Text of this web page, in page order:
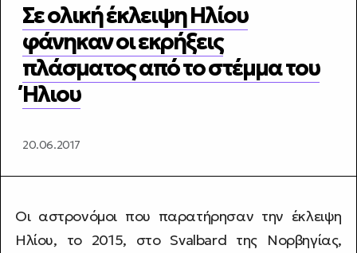
Σε ολική έκλειψη Ηλίου
φάνηκαν οι εκρήξεις
πλάσματος από το στέμμα του
Ήλιου
20.06.2017
Οι αστρονόμοι που παρατήρησαν την έκλειψη
Ηλίου, το 2015, στο Svalbard της Νορβηγίας,